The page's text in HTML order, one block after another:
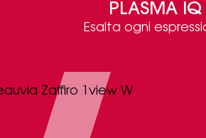
PLASMA IQ
Esalta ogni